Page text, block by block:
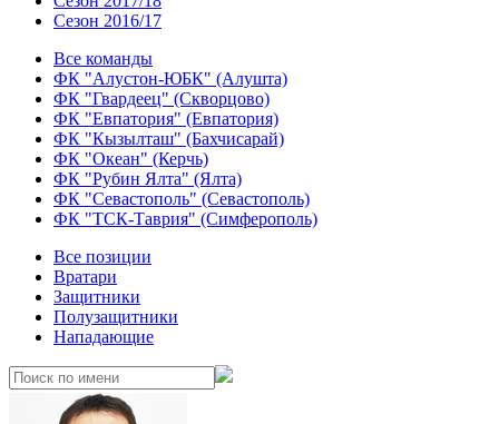
Сезон 2016/17
Все команды
ФК "Алустон-ЮБК" (Алушта)
ФК "Гвардеец" (Скворцово)
ФК "Евпатория" (Евпатория)
ФК "Кызылташ" (Бахчисарай)
ФК "Океан" (Керчь)
ФК "Рубин Ялта" (Ялта)
ФК "Севастополь" (Севастополь)
ФК "ТСК-Таврия" (Симферополь)
Все позиции
Вратари
Защитники
Полузащитники
Нападающие